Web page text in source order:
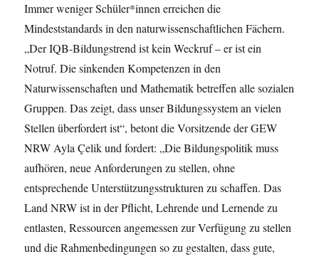
Immer weniger Schüler*innen erreichen die
Mindeststandards in den naturwissenschaftlichen Fächern.
„Der IQB-Bildungstrend ist kein Weckruf – er ist ein
Notruf. Die sinkenden Kompetenzen in den
Naturwissenschaften und Mathematik betreffen alle sozialen
Gruppen. Das zeigt, dass unser Bildungssystem an vielen
Stellen überfordert ist“, betont die Vorsitzende der GEW
NRW Ayla Çelik und fordert: „Die Bildungspolitik muss
aufhören, neue Anforderungen zu stellen, ohne
entsprechende Unterstützungsstrukturen zu schaffen. Das
Land NRW ist in der Pflicht, Lehrende und Lernende zu
entlasten, Ressourcen angemessen zur Verfügung zu stellen
und die Rahmenbedingungen so zu gestalten, dass gute,